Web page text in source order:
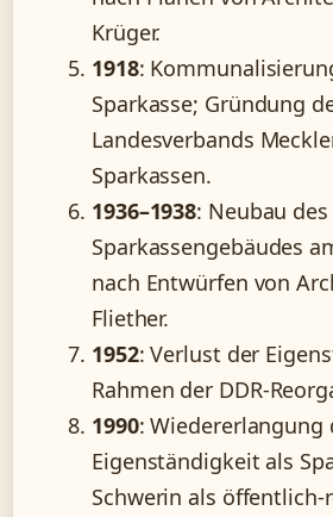
Krüger.
1918:
Sparkasse; Gründung
Landesverbands
Sparkassen.
1936–1938: Neubau des
Sparkassengebäudes
nach Entwürfen von
Fliether.
1952: Verlust der
Rahmen der DDR-
1990: Wiedererlangung
Eigenständigkeit als
Schwerin als öffentlich-